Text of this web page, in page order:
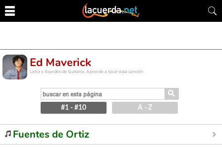
Ed Maverick
Letra y Acordes de Guitarra. Aprende a tocar esta canción
⚲
#1 - #10 A - Z
Fuentes de Ortiz